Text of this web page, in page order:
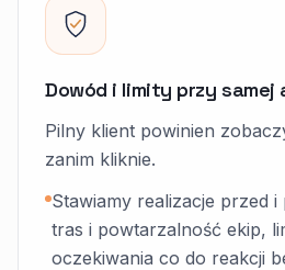
Dowód i limity przy samej
Pilny klient powinien
zanim kliknie.
Stawiamy realizacje przed
tras i powtarzalność ekip,
oczekiwania co do reakcji